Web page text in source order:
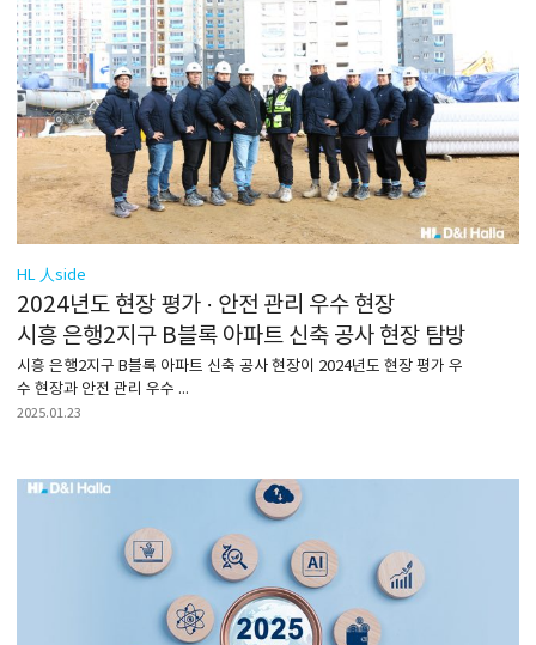
HL 人side
2024년도 현장 평가 · 안전 관리 우수 현장
시흥 은행2지구 B블록 아파트 신축 공사 현장 탐방
시흥 은행2지구 B블록 아파트 신축 공사 현장이 2024년도 현장 평가 우
수 현장과 안전 관리 우수 ...
2025.01.23